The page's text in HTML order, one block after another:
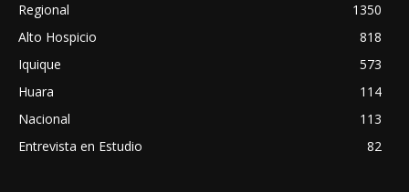
Regional
1350
Alto Hospicio
818
Iquique
573
Huara
114
Nacional
113
Entrevista en Estudio
82